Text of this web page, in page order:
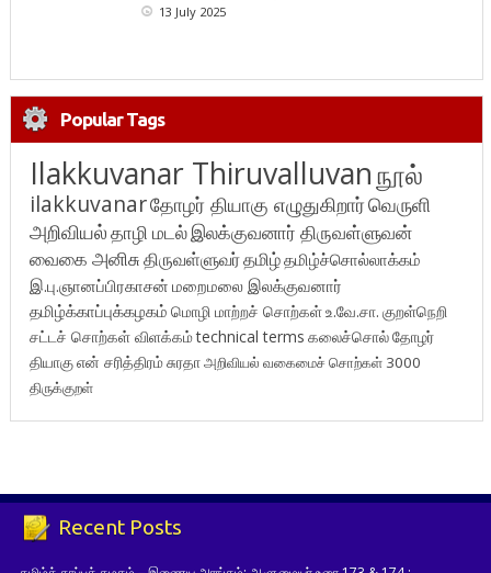
13 July 2025
Popular Tags
Ilakkuvanar Thiruvalluvanநூல்
ilakkuvanarதோழர் தியாகு எழுதுகிறார்வெருளி
அறிவியல்தாழி மடல்இலக்குவனார் திருவள்ளுவன்
வைகை அனிசுதிருவள்ளுவர்தமிழ்தமிழ்ச்சொல்லாக்கம்
இ.பு.ஞானப்பிரகாசன் மறைமலை இலக்குவனார்
தமிழ்க்காப்புக்கழகம் மொழி மாற்றச் சொற்கள்உ.வே.சா. குறள்நெறி
சட்டச் சொற்கள் விளக்கம்technical terms கலைச்சொல்தோழர்
தியாகுஎன் சரித்திரம்சுரதாஅறிவியல் வகைமைச் சொற்கள் 3000
திருக்குறள்
Recent Posts